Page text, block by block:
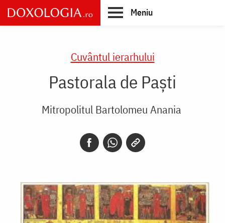
Skip
to
main
Meniu
Cuvântul ierarhului
Pastorala de Paști
Mitropolitul Bartolomeu Anania